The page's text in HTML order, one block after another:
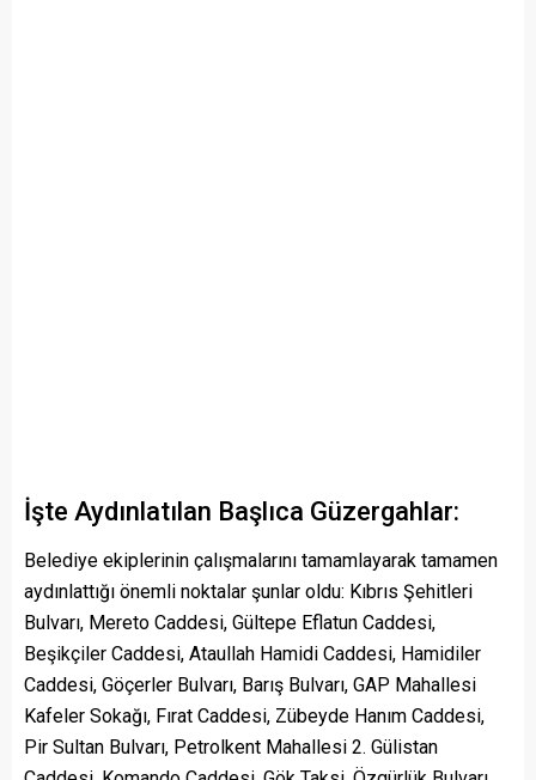
İşte Aydınlatılan Başlıca Güzergahlar:
Belediye ekiplerinin çalışmalarını tamamlayarak tamamen
aydınlattığı önemli noktalar şunlar oldu: Kıbrıs Şehitleri
Bulvarı, Mereto Caddesi, Gültepe Eflatun Caddesi,
Beşikçiler Caddesi, Ataullah Hamidi Caddesi, Hamidiler
Caddesi, Göçerler Bulvarı, Barış Bulvarı, GAP Mahallesi
Kafeler Sokağı, Fırat Caddesi, Zübeyde Hanım Caddesi,
Pir Sultan Bulvarı, Petrolkent Mahallesi 2. Gülistan